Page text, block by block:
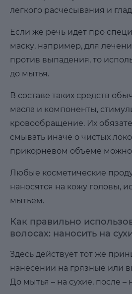
легкого расчесывания и
Если же речь идет про
маску, например, для
против выпадения, то
до мытья.
В составе таких средств
масла и компоненты,
кровообращение. Их
смывать иначе о чистых
прикорневом объеме можно
Любые косметические
наносятся на кожу головы,
мытьем.
Как правильно
волосах: наносить на
Здесь действует тот же
нанесении на грязные или
До мытья – на сухие, после –